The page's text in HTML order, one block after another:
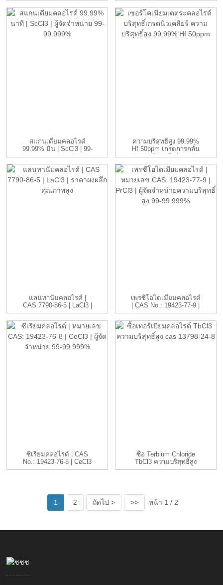
สแกนเดียมคลอไรด์
99.99% มิน | ScCl3 | 99-
99.999...
ความบริสุทธิ์สูง 99.99%
Hf 50ppm เกรดการกลั่น
นิวเคลียร์
แลนทานัมคลอไรด์ |
CAS 7790-86-5 | LaCl3 |
H...
เพรซีโอไดเมียมคลอไรด์
| CAS No.: 19423-77-9 |
P...
ซีเรียมคลอไรด์ | CAS
No.: 19423-76-8 | CeCl3
|...
ซื้อ Terbium Chloride
TbCl3 ความบริสุทธิ์สูง
Cas 1379...
1 2 ถัดไป > >> หน้า 1 / 2